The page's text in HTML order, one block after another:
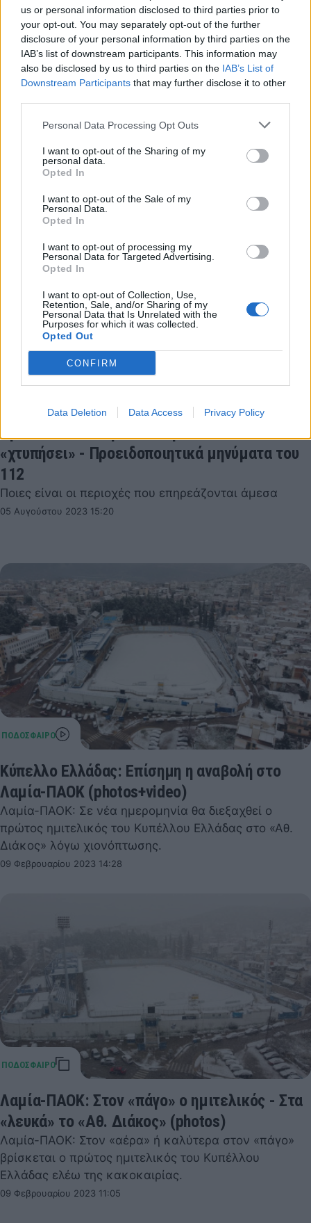
us or personal information disclosed to third parties prior to
your opt-out. You may separately opt-out of the further
disclosure of your personal information by third parties on the
IAB’s list of downstream participants. This information may
also be disclosed by us to third parties on the IAB’s List of
Downstream Participants that may further disclose it to other
Personal Data Processing Opt Outs
I want to opt-out of the Sharing of my
personal data.
Opted In
I want to opt-out of the Sale of my
Personal Data.
Opted In
I want to opt-out of processing my
Personal Data for Targeted Advertising.
Opted In
I want to opt-out of Collection, Use,
Retention, Sale, and/or Sharing of my
Personal Data that Is Unrelated with the
Purposes for which it was collected.
Opted Out
CONFIRM
Data Deletion Data Access Privacy Policy
Στέφανος Τσιτσιπάς: Τεράστια δωρεά
100.000 ευρώ για τους πλημμυροπαθείς της
κακοκαιρίας Daniel!
μεγάλη δωρεά για να βοηθήσει τους ανθρώπους που
χτυπήθηκαν από την φονική κακοκαιρία Daniel
17 Σεπτεμβρίου 2023 16:12
Προ των πυλών η κακοκαιρία «PETAR»: Πού θα
«χτυπήσει» - Προειδοποιητικά μηνύματα του
112
Ποιες είναι οι περιοχές που επηρεάζονται άμεσα
05 Αυγούστου 2023 15:20
Κύπελλο Ελλάδας: Επίσημη η αναβολή στο
Λαμία-ΠΑΟΚ (photos+video)
Λαμία-ΠΑΟΚ: Σε νέα ημερομηνία θα διεξαχθεί ο
πρώτος ημιτελικός του Κυπέλλου Ελλάδας στο «Αθ.
Διάκος» λόγω χιονόπτωσης.
09 Φεβρουαρίου 2023 14:28
Λαμία-ΠΑΟΚ: Στον «πάγο» ο ημιτελικός - Στα
«λευκά» το «Αθ. Διάκος» (photos)
Λαμία-ΠΑΟΚ: Στον «αέρα» ή καλύτερα στον «πάγο»
βρίσκεται ο πρώτος ημιτελικός του Κυπέλλου
Ελλάδας ελέω της κακοκαιρίας.
09 Φεβρουαρίου 2023 11:05